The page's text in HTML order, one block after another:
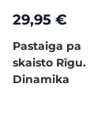
29,95 €
Pastaiga pa
skaisto Rīgu.
Dinamika